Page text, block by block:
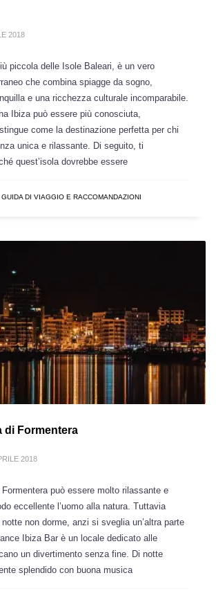
2018
piccola delle Isole Baleari, è un vero
che combina spiagge da sogno,
e una ricchezza culturale incomparabile.
Ibiza può essere più conosciuta,
come la destinazione perfetta per chi
unica e rilassante. Di seguito, ti
quest’isola dovrebbe essere
GUIDA DI VIAGGIO E RACCOMANDAZIONI
di Formentera
2018
può essere molto rilassante e
eccellente l’uomo alla natura. Tuttavia
notte non dorme, anzi si sveglia un’altra parte
Ibiza Bar è un locale dedicato alle
un divertimento senza fine. Di notte
splendido con buona musica